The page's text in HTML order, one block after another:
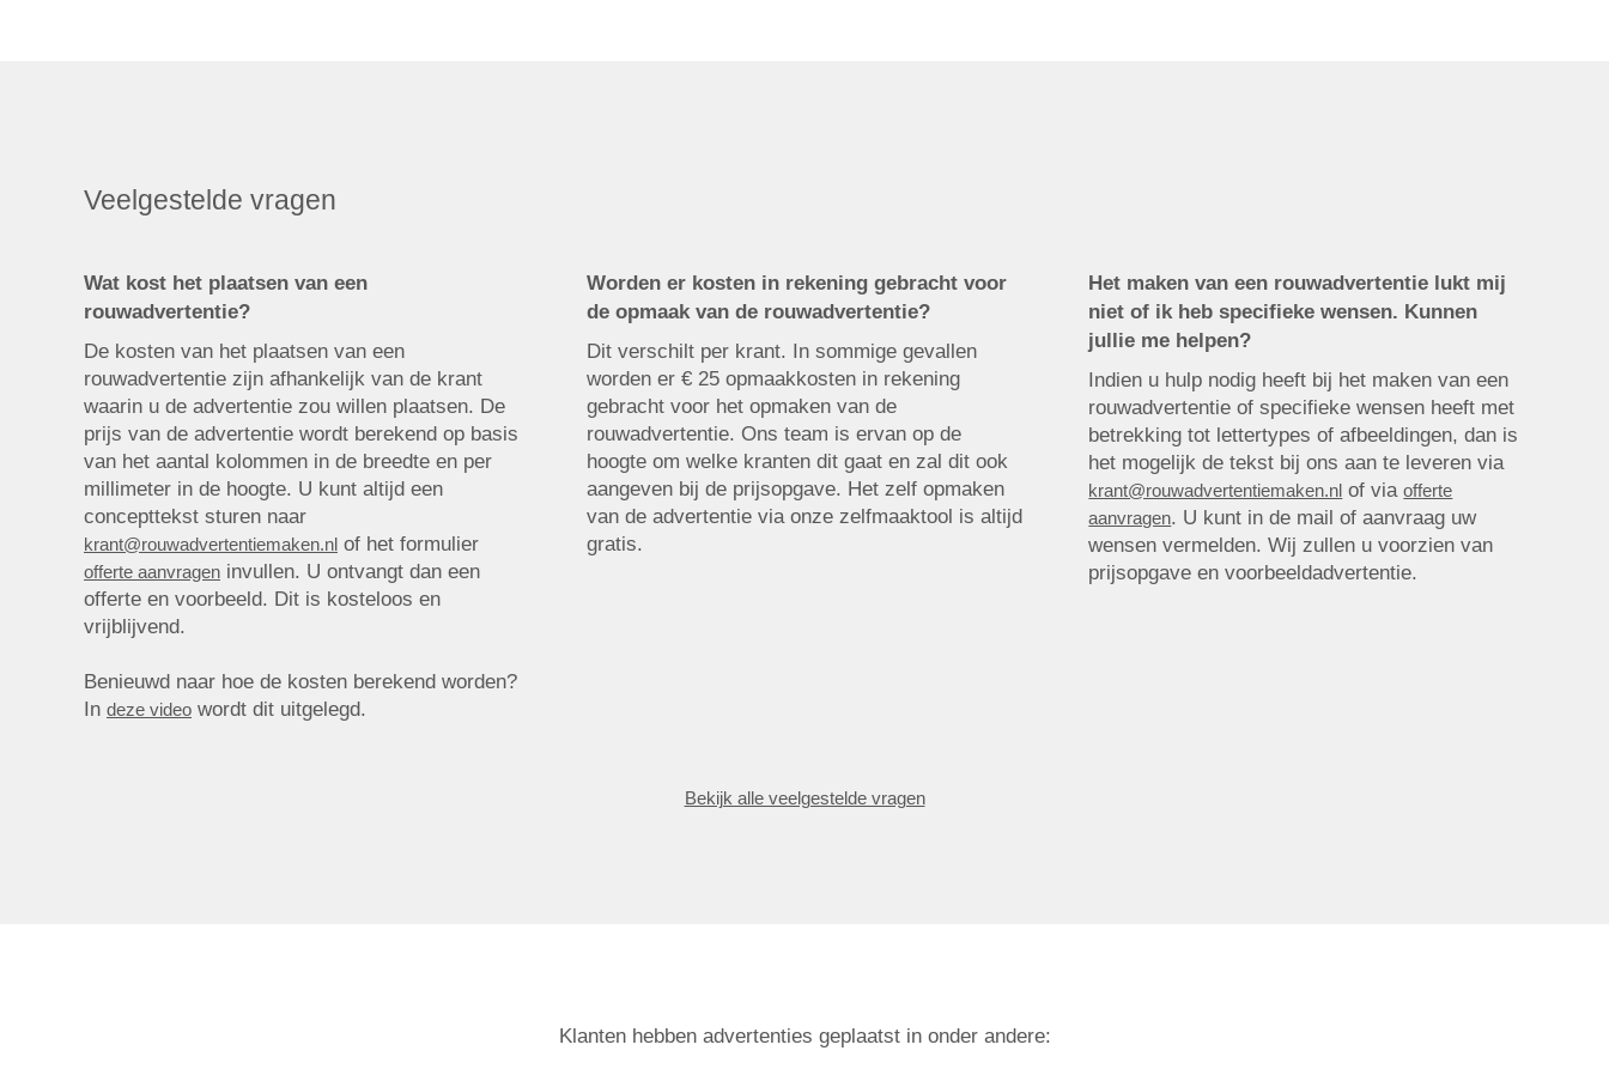
Veelgestelde vragen
Wat kost het plaatsen van een
rouwadvertentie?
De kosten van het plaatsen van een
rouwadvertentie zijn afhankelijk van de krant
waarin u de advertentie zou willen plaatsen. De
prijs van de advertentie wordt berekend op basis
van het aantal kolommen in de breedte en per
millimeter in de hoogte. U kunt altijd een
concepttekst sturen naar
krant@rouwadvertentiemaken.nl of het formulier
offerte aanvragen invullen. U ontvangt dan een
offerte en voorbeeld. Dit is kosteloos en
vrijblijvend.
Benieuwd naar hoe de kosten berekend worden?
In deze video wordt dit uitgelegd.
Worden er kosten in rekening gebracht voor
de opmaak van de rouwadvertentie?
Dit verschilt per krant. In sommige gevallen
worden er € 25 opmaakkosten in rekening
gebracht voor het opmaken van de
rouwadvertentie. Ons team is ervan op de
hoogte om welke kranten dit gaat en zal dit ook
aangeven bij de prijsopgave. Het zelf opmaken
van de advertentie via onze zelfmaaktool is altijd
gratis.
Het maken van een rouwadvertentie lukt mij
niet of ik heb specifieke wensen. Kunnen
jullie me helpen?
Indien u hulp nodig heeft bij het maken van een
rouwadvertentie of specifieke wensen heeft met
betrekking tot lettertypes of afbeeldingen, dan is
het mogelijk de tekst bij ons aan te leveren via
krant@rouwadvertentiemaken.nl of viaofferte
aanvragen. U kunt in de mail of aanvraag uw
wensen vermelden. Wij zullen u voorzien van
prijsopgave en voorbeeldadvertentie.
Bekijk alle veelgestelde vragen
Klanten hebben advertenties geplaatst in onder andere: